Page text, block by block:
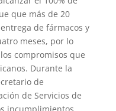
que más de 20
de fármacos y
meses, por lo
compromisos que
Durante la
de
de Servicios de